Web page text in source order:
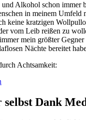
Alkohol schon immer
in meinem Umfeld
keine kratzigen
vom Leib reißen zu
mein größter
Nächte bereitet
Achtsamkeit:
Dank